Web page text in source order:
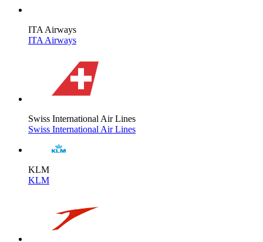
ITA Airways
ITA Airways
Swiss International Air Lines
Swiss International Air Lines
KLM
KLM